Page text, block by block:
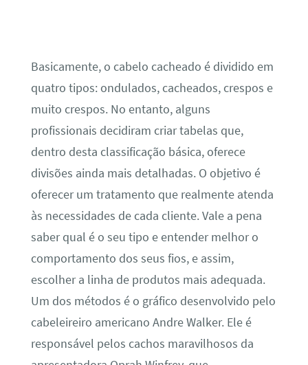
Basicamente, o cabelo cacheado é dividido em
quatro tipos: ondulados, cacheados, crespos e
muito crespos. No entanto, alguns
profissionais decidiram criar tabelas que,
dentro desta classificação básica, oferece
divisões ainda mais detalhadas. O objetivo é
oferecer um tratamento que realmente atenda
às necessidades de cada cliente. Vale a pena
saber qual é o seu tipo e entender melhor o
comportamento dos seus fios, e assim,
escolher a linha de produtos mais adequada.
Um dos métodos é o gráfico desenvolvido pelo
cabeleireiro americano Andre Walker. Ele é
responsável pelos cachos maravilhosos da